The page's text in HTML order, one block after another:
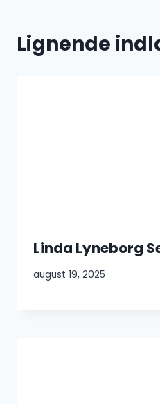
Lignende
Linda Lyneborg
august 19, 2025